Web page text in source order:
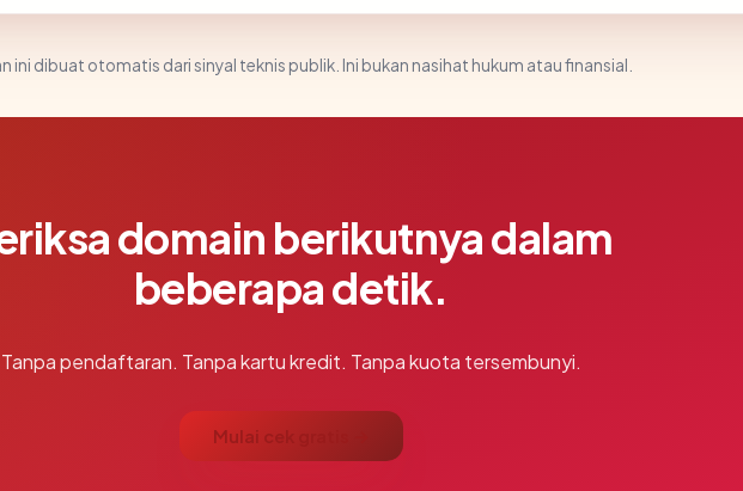
ini dibuat otomatis dari sinyal teknis publik. Ini bukan nasihat hukum atau finansial.
domain berikutnya dalam
beberapa detik.
Tanpa pendaftaran. Tanpa kartu kredit. Tanpa kuota tersembunyi.
Mulai cek gratis →